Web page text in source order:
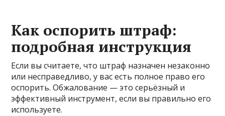
Как оспорить штраф:
подробная инструкция
Если вы считаете, что штраф назначен незаконно
или несправедливо, у вас есть полное право его
оспорить. Обжалование — это серьёзный и
эффективный инструмент, если вы правильно его
используете.